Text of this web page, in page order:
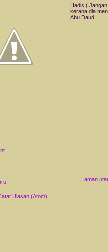
Hadis (
kerana dia
Abu Daud.
Laman
Ulasan (Atom)